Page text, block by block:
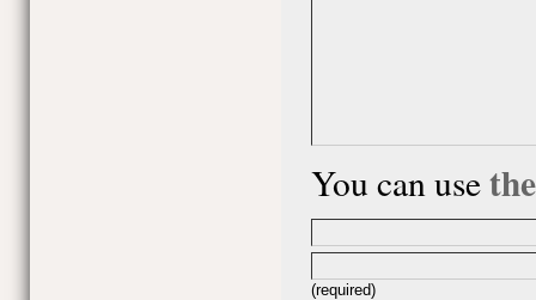
You can use
(required)